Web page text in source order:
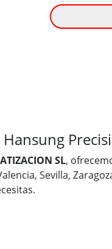
Hansung
SL,
Sevilla,